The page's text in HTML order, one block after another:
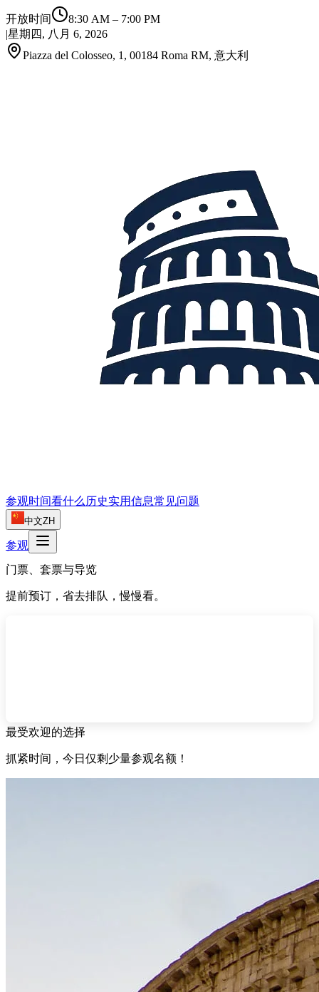
开放时间 8:30 AM – 7:00 PM
|星期四, 八月 6, 2026
Piazza del Colosseo, 1, 00184 Roma RM, 意大利
参观时间看什么 历史实用信息常见问题
中文ZH
参观
门票、套票与导览
提前预订，省去排队，慢慢看。
最受欢迎的选择
抓紧时间，今日仅剩少量参观名额！